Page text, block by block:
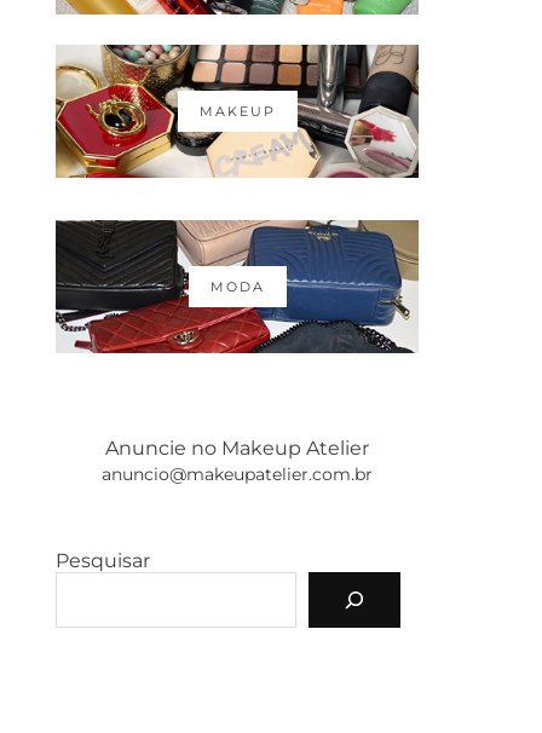
MAKEUP
MODA
Anuncie no Makeup Atelier
anuncio@makeupatelier.com.br
Pesquisar